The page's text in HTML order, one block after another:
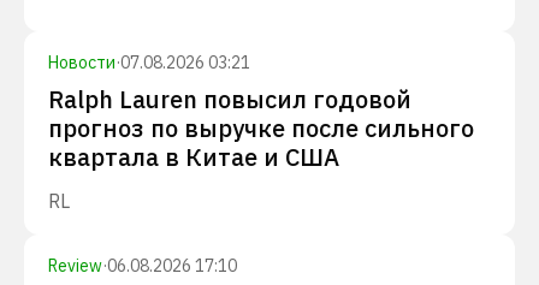
Новости·07.08.2026 03:21
Ralph Lauren повысил годовой
прогноз по выручке после сильного
квартала в Китае и США
RL
Review·06.08.2026 17:10